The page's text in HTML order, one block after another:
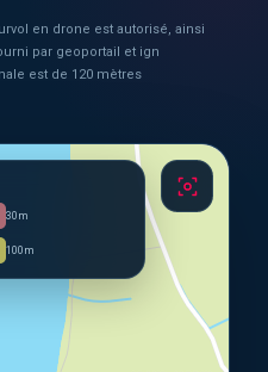
en drone est autorisé, ainsi
par geoportail et ign
est de 120 mètres
30m
100m